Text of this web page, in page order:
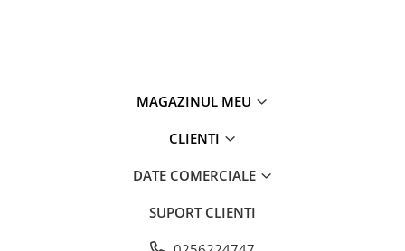
MAGAZINUL MEU
CLIENTI
DATE COMERCIALE
SUPORT CLIENTI